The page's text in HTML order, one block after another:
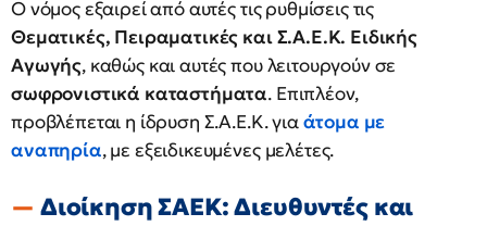
Ο νόμος εξαιρεί από αυτές τις ρυθμίσεις τις
Θεματικές, Πειραματικές και Σ.Α.Ε.Κ. Ειδικής
Αγωγής, καθώς και αυτές που λειτουργούν σε
σωφρονιστικά καταστήματα. Επιπλέον,
προβλέπεται η ίδρυση Σ.Α.Ε.Κ. γιαάτομα με
αναπηρία, με εξειδικευμένες μελέτες.
Διοίκηση ΣΑΕΚ: Διευθυντές και